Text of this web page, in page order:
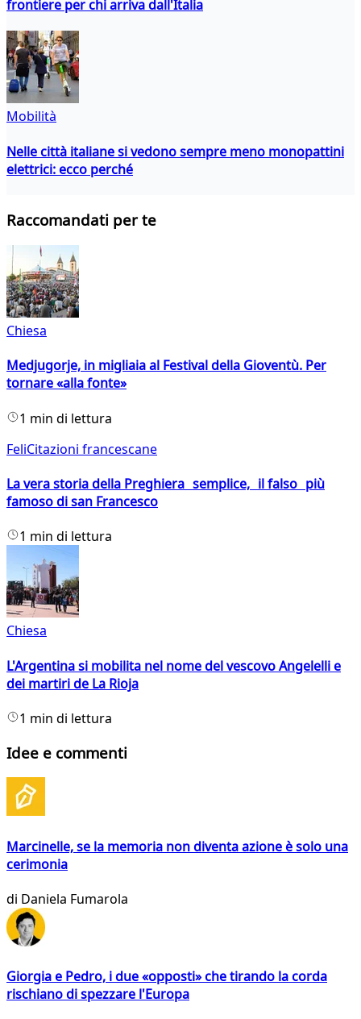
frontiere per chi arriva dall'Italia
Mobilità
Nelle città italiane si vedono sempre meno monopattini
elettrici: ecco perché
Raccomandati per te
Chiesa
Medjugorje, in migliaia al Festival della Gioventù. Per
tornare «alla fonte»
1 min di lettura
FeliCitazioni francescane
La vera storia della Preghiera semplice, il falso più
famoso di san Francesco
1 min di lettura
Chiesa
L'Argentina si mobilita nel nome del vescovo Angelelli e
dei martiri de La Rioja
1 min di lettura
Idee e commenti
Marcinelle, se la memoria non diventa azione è solo una
cerimonia
di Daniela Fumarola
Giorgia e Pedro, i due «opposti» che tirando la corda
rischiano di spezzare l'Europa